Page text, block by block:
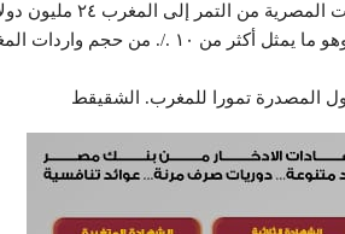
التمور بشكل عام حيث بلغ
مصر من التمور. حوالى ٥٠ مليون دولار وهو ما
المصدرة تمورا للمغرب. الشقيقط